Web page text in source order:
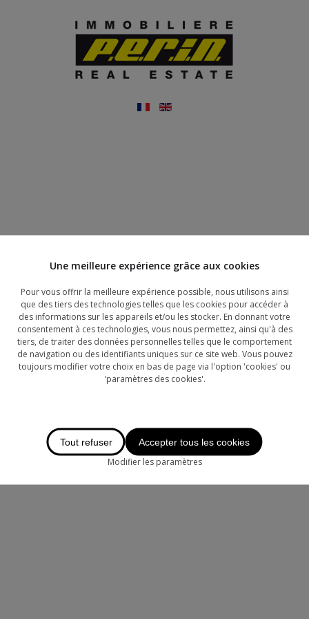
Une meilleure expérience grâce aux cookies
Pour vous offrir la meilleure expérience possible, nous utilisons ainsi
que des tiers des technologies telles que les cookies pour accéder à
des informations sur les appareils et/ou les stocker. En donnant votre
consentement à ces technologies, vous nous permettez, ainsi qu'à des
tiers, de traiter des données personnelles telles que le comportement
de navigation ou des identifiants uniques sur ce site web. Vous pouvez
toujours modifier votre choix en bas de page via l'option 'cookies' ou
'paramètres des cookies'.
Tout refuser Accepter tous les cookies
Modifier les paramètres